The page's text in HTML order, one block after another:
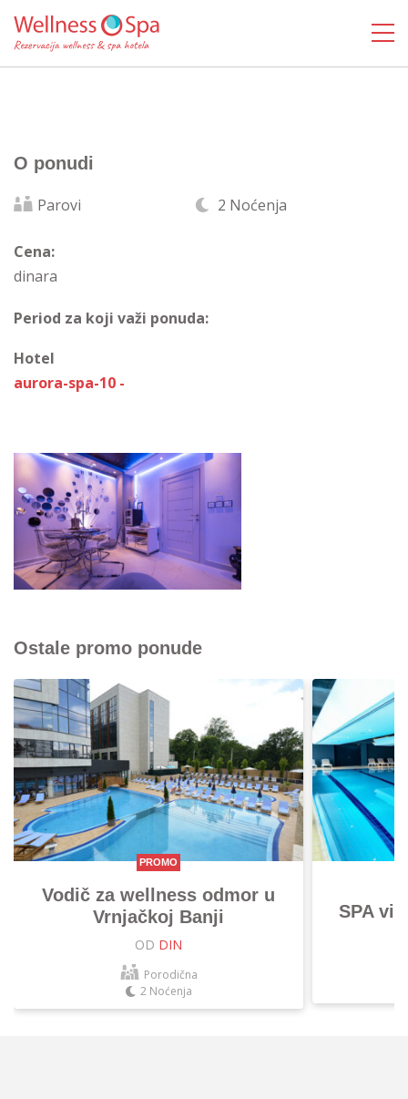
O ponudi
Parovi 2 Noćenja
Cena:
dinara
Period za koji važi ponuda:
Hotel
aurora-spa-10 -
Ostale promo ponude
PROMO
Vodič za wellness odmor u
Vrnjačkoj Banji
OD DIN
Porodična
2 Noćenja
SPA